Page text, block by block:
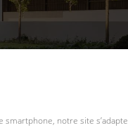
notre site s’adapte